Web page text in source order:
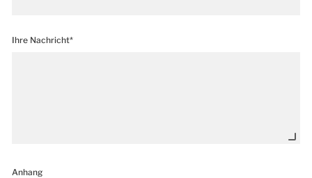
Ihre Nachricht*
Anhang